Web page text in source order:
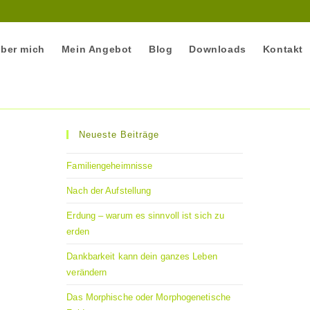
mich Mein Angebot Blog Downloads Kontakt
Neueste Beiträge
Familiengeheimnisse
Nach der Aufstellung
Erdung – warum es sinnvoll ist sich zu
erden
Dankbarkeit kann dein ganzes Leben
verändern
Das Morphische oder Morphogenetische